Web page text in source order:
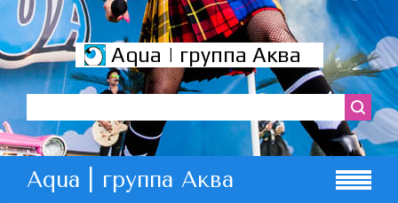
Aqua | группа Аква
Aqua | группа Аква